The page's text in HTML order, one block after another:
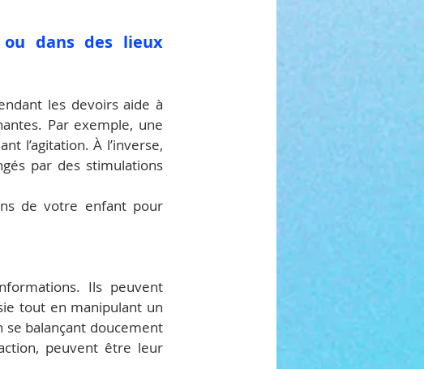
dans des lieux
les devoirs aide à
Par exemple, une
l’agitation. À l’inverse,
par des stimulations
de votre enfant pour
Ils peuvent
tout en manipulant un
se balançant doucement
peuvent être leur